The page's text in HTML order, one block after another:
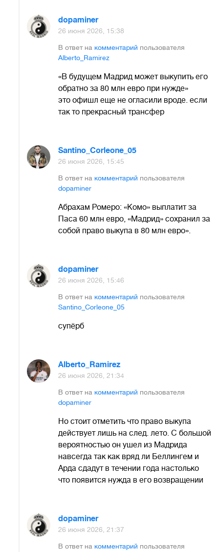
dopaminer
26 июня 2026, 15:38
В ответ на комментарий пользователя
Alberto_Ramirez
«В будущем Мадрид может выкупить его
обратно за 80 млн евро при нужде»
это офишл еще не огласили вроде. если
так то прекрасный трансфер
Santino_Corleone_05
26 июня 2026, 15:45
В ответ на комментарий пользователя
dopaminer
Абрахам Ромеро: «Комо» выплатит за
Паса 60 млн евро, «Мадрид» сохранил за
собой право выкупа в 80 млн евро».
dopaminer
26 июня 2026, 15:46
В ответ на комментарий пользователя
Santino_Corleone_05
супёрб
Alberto_Ramirez
26 июня 2026, 21:34
В ответ на комментарий пользователя
dopaminer
Но стоит отметить что право выкупа
действует лишь на след. лето. С большой
вероятностью он ушел из Мадрида
навсегда так как вряд ли Беллингем и
Арда сдадут в течении года настолько
что появится нужда в его возвращении
dopaminer
26 июня 2026, 21:37
В ответ на комментарий пользователя